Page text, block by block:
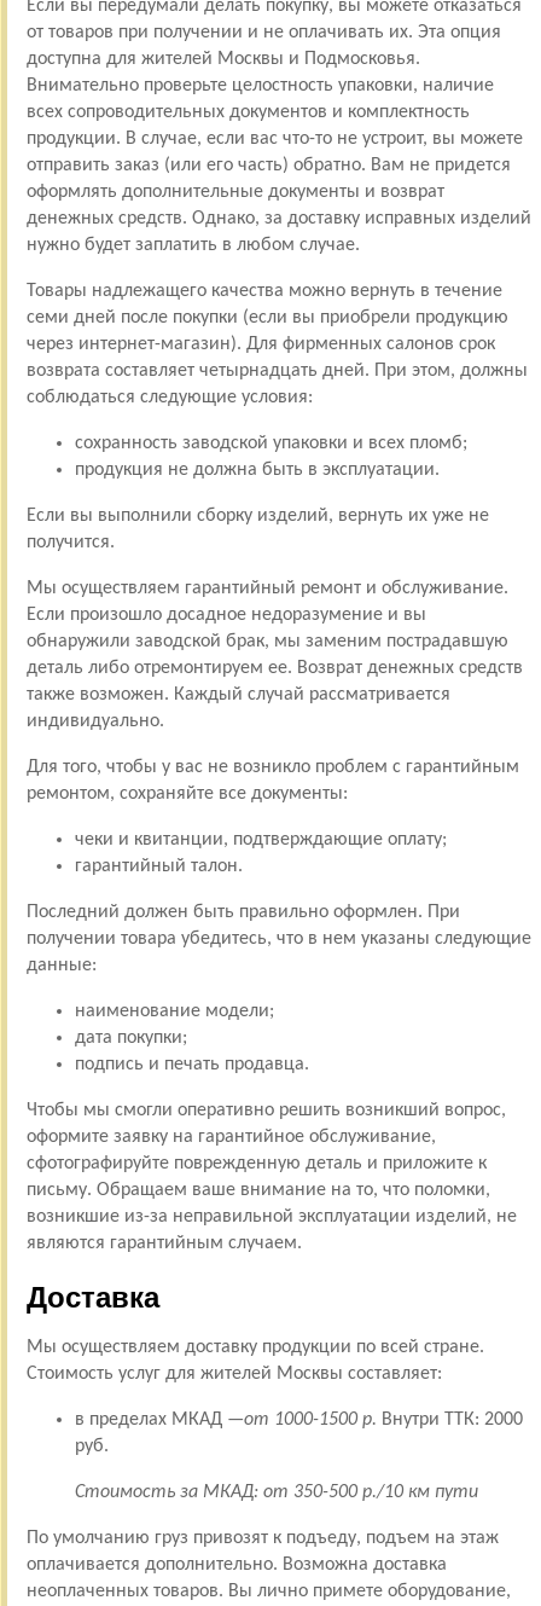
Если вы передумали делать покупку, вы можете отказаться
от товаров при получении и не оплачивать их. Эта опция
доступна для жителей Москвы и Подмосковья.
Внимательно проверьте целостность упаковки, наличие
всех сопроводительных документов и комплектность
продукции. В случае, если вас что-то не устроит, вы можете
отправить заказ (или его часть) обратно. Вам не придется
оформлять дополнительные документы и возврат
денежных средств. Однако, за доставку исправных изделий
нужно будет заплатить в любом случае.
Товары надлежащего качества можно вернуть в течение
семи дней после покупки (если вы приобрели продукцию
через интернет-магазин). Для фирменных салонов срок
возврата составляет четырнадцать дней. При этом, должны
соблюдаться следующие условия:
сохранность заводской упаковки и всех пломб;
продукция не должна быть в эксплуатации.
Если вы выполнили сборку изделий, вернуть их уже не
получится.
Мы осуществляем гарантийный ремонт и обслуживание.
Если произошло досадное недоразумение и вы
обнаружили заводской брак, мы заменим пострадавшую
деталь либо отремонтируем ее. Возврат денежных средств
также возможен. Каждый случай рассматривается
индивидуально.
Для того, чтобы у вас не возникло проблем с гарантийным
ремонтом, сохраняйте все документы:
чеки и квитанции, подтверждающие оплату;
гарантийный талон.
Последний должен быть правильно оформлен. При
получении товара убедитесь, что в нем указаны следующие
данные:
наименование модели;
дата покупки;
подпись и печать продавца.
Чтобы мы смогли оперативно решить возникший вопрос,
оформите заявку на гарантийное обслуживание,
сфотографируйте поврежденную деталь и приложите к
письму. Обращаем ваше внимание на то, что поломки,
возникшие из-за неправильной эксплуатации изделий, не
являются гарантийным случаем.
Доставка
Мы осуществляем доставку продукции по всей стране.
Стоимость услуг для жителей Москвы составляет:
в пределах МКАД —от 1000-1500 р. Внутри ТТК: 2000
руб.
Стоимость за МКАД: от 350-500 р./10 км пути
По умолчанию груз привозят к подъеду, подъем на этаж
оплачивается дополнительно. Возможна доставка
неоплаченных товаров. Вы лично примете оборудование,